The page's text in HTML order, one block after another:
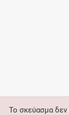
Το σκεύασμα δεν